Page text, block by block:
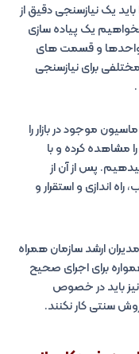
باید یک نیازسنجی دقیق از
یک پیاده سازی
واحدها و قسمت های
برای نیازسنجی
موجود در بازار را
مشاهده کرده و با
پس از آن از
اندازی و استقرار و
ارشد سازمان همراه
برای اجرای صحیح
باید در خصوص
سنتی کار نکنند.